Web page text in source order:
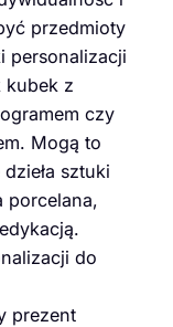
przedmioty
personalizacji
kubek z
czy
Mogą to
sztuki
porcelana,
do
prezent